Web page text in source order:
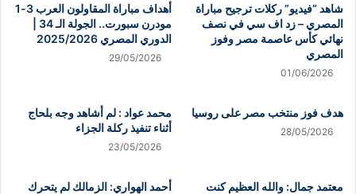
شاهد “فيديو” ركلات ترجيح مباراة
المصري – زد اف سي في نصف
نهائي كأس عاصمة مصر وفوز
المصري
01/06/2026
أهداف مباراة المقاولون العرب 3-1
الدوري المصري 2025/2026
29/05/2026
هدف فوز منتخب مصر على روسيا
28/05/2026
محمد عواد : لم أشاهد وجه بلحاج
أثناء تنفيذ ركلة الجزاء
23/05/2026
معتمد جمال: والله العظيم كنت
أحمد الهواري: الزمالك لم يتحرك